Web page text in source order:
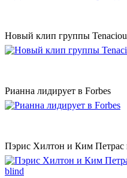
Новый клип группы
Рианна лидирует в Forbes
Пэрис Хилтон и Ким Петрас